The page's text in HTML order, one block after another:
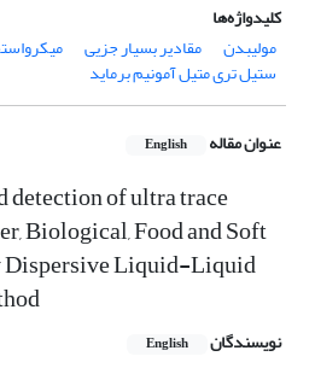
کلیدواژه‌ها
مولیبدن
مقادیر بسیار جزیی
ستیل تری متیل آمونیم برماید
عنوان مقاله English
detection of ultra trace
Biological, Food and Soft
Dispersive Liquid-Liquid
نویسندگان English